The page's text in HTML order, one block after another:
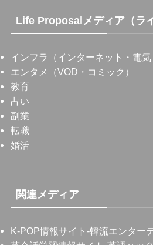
Life Proposalメディア（ラ
インフラ（インターネット・電気
エンタメ（VOD・コミック）
教育
占い
副業
転職
婚活
関連メディア
K-POP情報サイト -韓流エンター